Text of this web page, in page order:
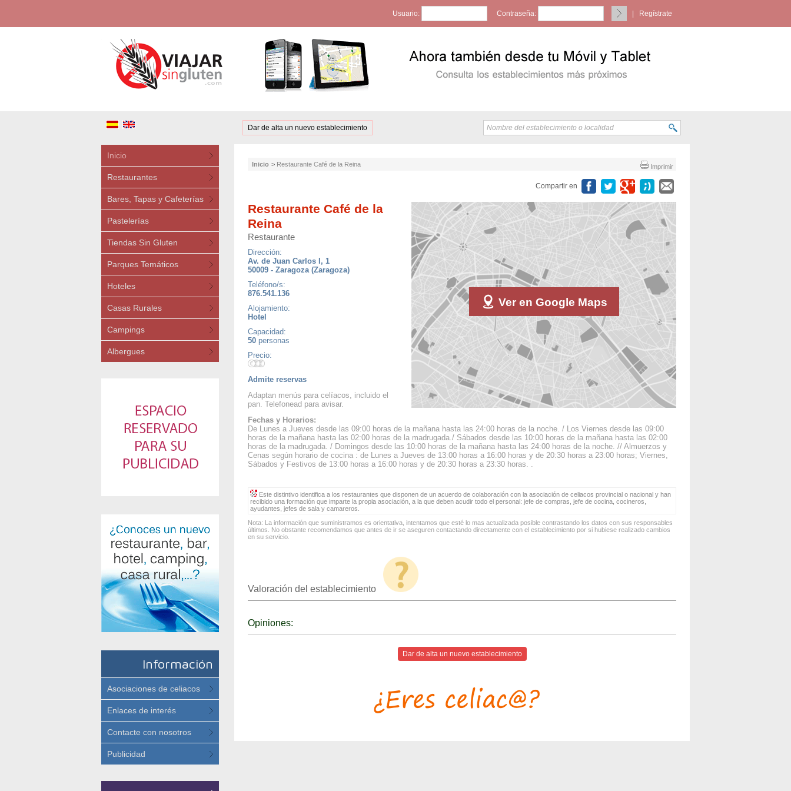
Usuario: Contraseña: Regístrate
Dar de alta un nuevo establecimiento
Inicio
Restaurantes
Bares, Tapas y Cafeterías
Pastelerías
Tiendas Sin Gluten
Parques Temáticos
Hoteles
Casas Rurales
Campings
Albergues
Información
Asociaciones de celiacos
Enlaces de interés
Contacte con nosotros
Publicidad
Imprimir
Inicio > Restaurante Café de la Reina
Compartir en
Ver en Google Maps
Restaurante Café de la
Reina
Restaurante
Dirección:
Av. de Juan Carlos I, 1
50009 - Zaragoza (Zaragoza)
Teléfono/s:
876.541.136
Alojamiento:
Hotel
Capacidad:
50 personas
Precio:
Admite reservas
Adaptan menús para celíacos, incluido el
pan. Telefonead para avisar.
Fechas y Horarios:
De Lunes a Jueves desde las 09:00 horas de la mañana hasta las 24:00 horas de la noche. / Los Viernes desde las 09:00
horas de la mañana hasta las 02:00 horas de la madrugada./ Sábados desde las 10:00 horas de la mañana hasta las 02:00
horas de la madrugada. / Domingos desde las 10:00 horas de la mañana hasta las 24:00 horas de la noche. // Almuerzos y
Cenas según horario de cocina : de Lunes a Jueves de 13:00 horas a 16:00 horas y de 20:30 horas a 23:00 horas; Viernes,
Sábados y Festivos de 13:00 horas a 16:00 horas y de 20:30 horas a 23:30 horas. .
Este distintivo identifica a los restaurantes que disponen de un acuerdo de colaboración con la asociación de celiacos provincial o nacional y han
recibido una formación que imparte la propia asociación, a la que deben acudir todo el personal: jefe de compras, jefe de cocina, cocineros,
ayudantes, jefes de sala y camareros.
Nota: La información que suministramos es orientativa, intentamos que esté lo mas actualizada posible contrastando los datos con sus responsables
últimos. No obstante recomendamos que antes de ir se aseguren contactando directamente con el establecimiento por si hubiese realizado cambios
en su servicio.
Valoración del establecimiento
Opiniones:
Dar de alta un nuevo establecimiento